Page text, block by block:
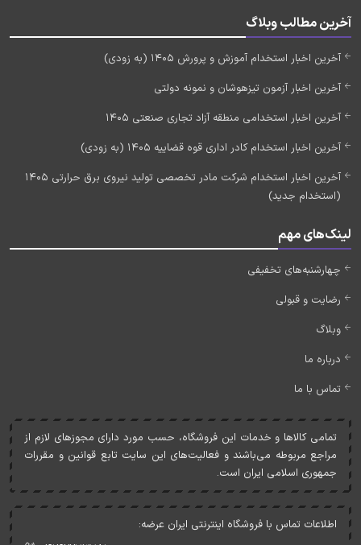
آخرین مطالب وبلاگ
آخرین اخبار استخدام آموزش و پرورش 1405 (به زودی)
آخرین اخبار آزمون تیزهوشان و نمونه دولتی
آخرین اخبار استخدامی منطقه آزاد تجاری صنعتی 1405
آخرین اخبار استخدام کادر اداری قوه قضاییه 1405 (به زودی)
آخرین اخبار استخدام شرکت مادر تخصصی تولید نیروی برق حرارتی 1405
(استخدام جدید)
لینک‌های مهم
چهارشنبه‌های تخفیفی
رضایت و قبولی
وبلاگ
درباره ما
تماس با ما
تمامی کالاها و خدمات اين فروشگاه، حسب مورد دارای مجوزهای لازم از
مراجع مربوطه می‌باشند و فعاليت‌های اين سايت تابع قوانين و مقررات
جمهوری اسلامی ايران است.
اطلاعات تماس با فروشگاه اینترنتی ایران عرضه: